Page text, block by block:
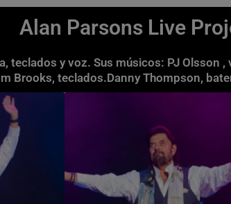
Alan Parsons Live
teclados y voz. Sus músicos: PJ Olsson
Brooks, teclados.Danny Thompson,